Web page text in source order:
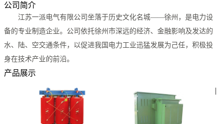
公司简介
江苏一派电气有限公司坐落于历史文化名城——徐州，是电力设
备的专业制造企业。公司依托徐州市深远的经济、金融影响及发达的
水、陆、空交通条件，以促进我国电力工业迅猛发展为己任，积极投
身在技术产业的前沿。
产品展示
|